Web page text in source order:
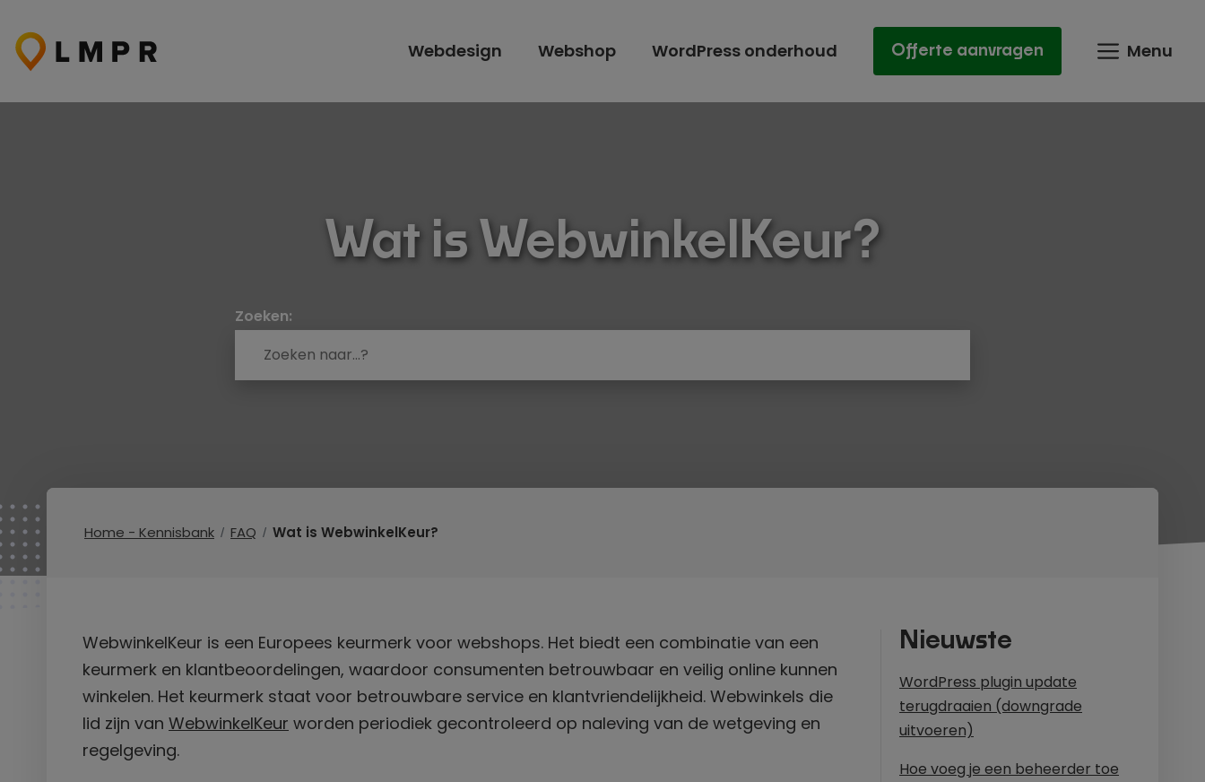
naar
de
Webdesign Webshop WordPress onderhoud Offerte aanvragen Menu
Wat is WebwinkelKeur?
Zoeken:
Home - Kennisbank FAQ Wat is WebwinkelKeur?
WebwinkelKeur is een Europees keurmerk voor webshops. Het biedt een combinatie van een
keurmerk en klantbeoordelingen, waardoor consumenten betrouwbaar en veilig online kunnen
winkelen. Het keurmerk staat voor betrouwbare service en klantvriendelijkheid. Webwinkels die
lid zijn van WebwinkelKeur worden periodiek gecontroleerd op naleving van de wetgeving en
regelgeving.
Nieuwste
WordPress plugin update
terugdraaien (downgrade
uitvoeren)
Hoe voeg je een beheerder toe